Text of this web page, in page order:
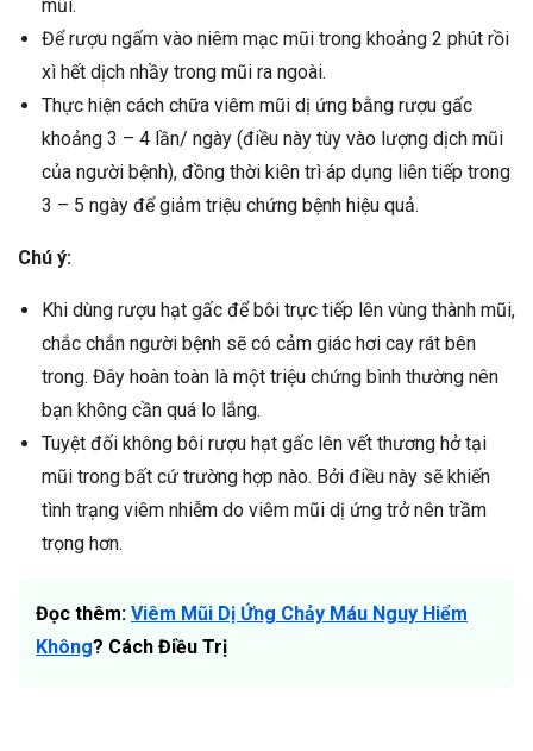
mũi.
Để rượu ngấm vào niêm mạc mũi trong khoảng 2 phút rồi
xì hết dịch nhầy trong mũi ra ngoài.
Thực hiện cách chữa viêm mũi dị ứng bằng rượu gấc
khoảng 3 – 4 lần/ ngày (điều này tùy vào lượng dịch mũi
của người bệnh), đồng thời kiên trì áp dụng liên tiếp trong
3 – 5 ngày để giảm triệu chứng bệnh hiệu quả.
Chú ý:
Khi dùng rượu hạt gấc để bôi trực tiếp lên vùng thành mũi,
chắc chắn người bệnh sẽ có cảm giác hơi cay rát bên
trong. Đây hoàn toàn là một triệu chứng bình thường nên
bạn không cần quá lo lắng.
Tuyệt đối không bôi rượu hạt gấc lên vết thương hở tại
mũi trong bất cứ trường hợp nào. Bởi điều này sẽ khiến
tình trạng viêm nhiễm do viêm mũi dị ứng trở nên trầm
trọng hơn.
Đọc thêm: Viêm Mũi Dị Ứng Chảy Máu Nguy Hiểm
Không? Cách Điều Trị